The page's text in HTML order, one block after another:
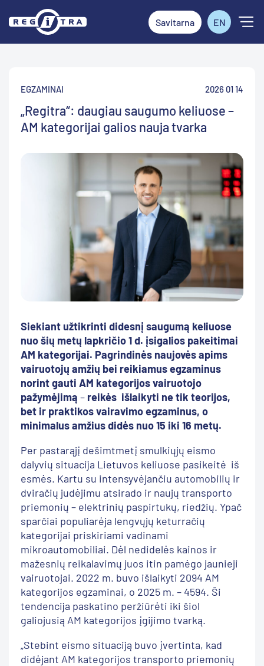
Savitarna EN
EGZAMINAI 2026 01 14
„Regitra“: daugiau saugumo keliuose –
AM kategorijai galios nauja tvarka
Siekiant užtikrinti didesnį saugumą keliuose
nuo šių metų lapkričio 1 d. įsigalios pakeitimai
AM kategorijai. Pagrindinės naujovės apims
vairuotojų amžių bei reikiamus egzaminus
norint gauti AM kategorijos vairuotojo
pažymėjimą – reikės išlaikyti ne tik teorijos,
bet ir praktikos vairavimo egzaminus, o
minimalus amžius didės nuo 15 iki 16 metų.
Per pastarąjį dešimtmetį smulkiųjų eismo
dalyvių situacija Lietuvos keliuose pasikeitė iš
esmės. Kartu su intensyvėjančiu automobilių ir
dviračių judėjimu atsirado ir naujų transporto
priemonių – elektrinių paspirtukų, riedžių. Ypač
sparčiai populiarėja lengvųjų keturračių
kategorijai priskiriami vadinami
mikroautomobiliai. Dėl nedidelės kainos ir
mažesnių reikalavimų juos itin pamėgo jaunieji
vairuotojai. 2022 m. buvo išlaikyti 2094 AM
kategorijos egzaminai, o 2025 m. – 4594. Ši
tendencija paskatino peržiūrėti iki šiol
galiojusią AM kategorijos įgijimo tvarką.
„Stebint eismo situaciją buvo įvertinta, kad
didėjant AM kategorijos transporto priemonių